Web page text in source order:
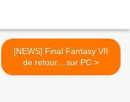
[NEWS] Final Fantasy VII
de retour....sur PC >